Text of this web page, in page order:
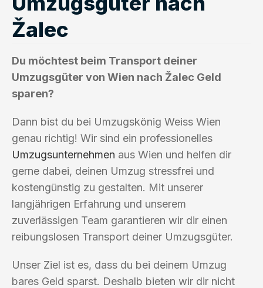
Žalec
Du möchtest beim Transport deiner
Umzugsgüter von Wien nach Žalec Geld
sparen?
Dann bist du bei Umzugskönig Weiss Wien
genau richtig! Wir sind ein professionelles
Umzugsunternehmen aus Wien und helfen dir
gerne dabei, deinen Umzug stressfrei und
kostengünstig zu gestalten. Mit unserer
langjährigen Erfahrung und unserem
zuverlässigen Team garantieren wir dir einen
reibungslosen Transport deiner Umzugsgüter.
Unser Ziel ist es, dass du bei deinem Umzug
bares Geld sparst. Deshalb bieten wir dir nicht